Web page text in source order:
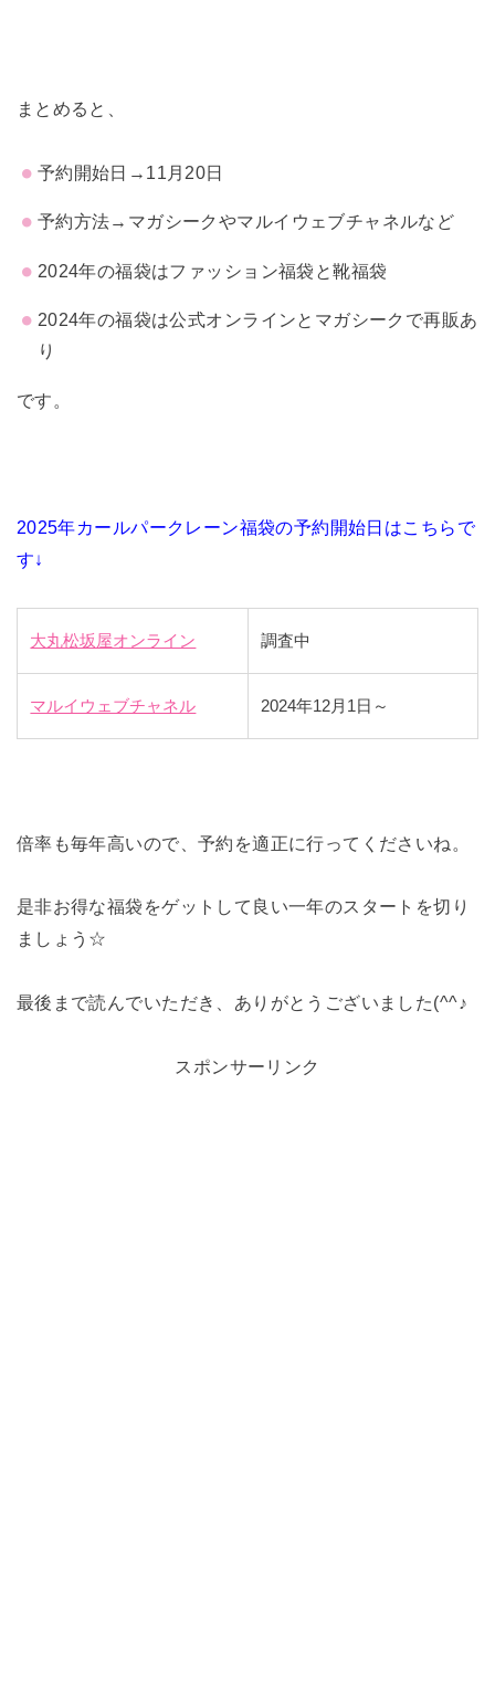
まとめると、
予約開始日→11月20日
予約方法→マガシークやマルイウェブチャネルなど
2024年の福袋はファッション福袋と靴福袋
2024年の福袋は公式オンラインとマガシークで再販あ
り
です。
2025年カールパークレーン福袋の予約開始日はこちらで
す↓
大丸松坂屋オンライン 調査中
マルイウェブチャネル 2024年12月1日～
倍率も毎年高いので、予約を適正に行ってくださいね。
是非お得な福袋をゲットして良い一年のスタートを切り
ましょう☆
最後まで読んでいただき、ありがとうございました(^^♪
スポンサーリンク